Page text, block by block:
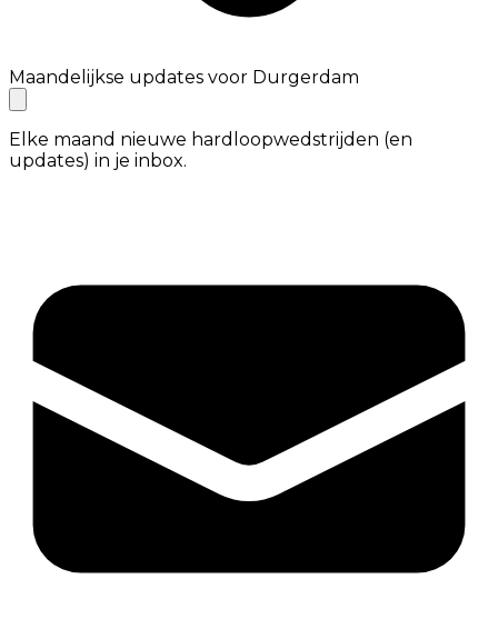
Maandelijkse updates voor Durgerdam
Elke maand nieuwe hardloopwedstrijden (en
updates) in je inbox.